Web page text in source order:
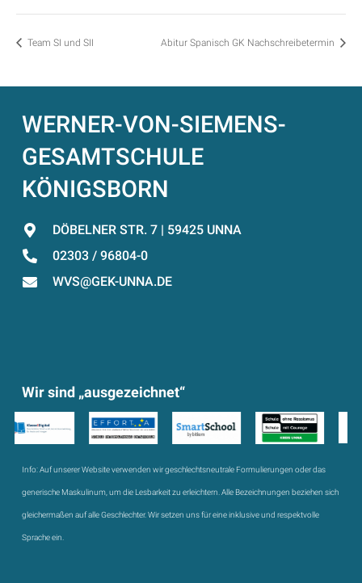
Team SI und SII Abitur Spanisch GK Nachschreibetermin
WERNER-VON-SIEMENS-
GESAMTSCHULE
KÖNIGSBORN
DÖBELNER STR. 7 | 59425 UNNA
02303 / 96804-0
WVS@GEK-UNNA.DE
Wir sind „ausgezeichnet“
Info:Auf unserer Website verwenden wir geschlechtsneutrale Formulierungen oder das
generische Maskulinum, um die Lesbarkeit zu erleichtern. Alle Bezeichnungen beziehen sich
gleichermaßen auf alle Geschlechter. Wir setzen uns für eine inklusive und respektvolle
Sprache ein.